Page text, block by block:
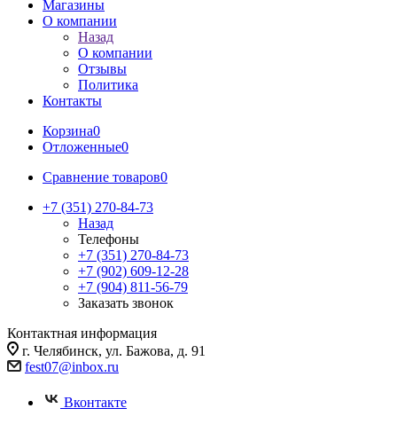
Магазины
О компании
Назад
О компании
Отзывы
Политика
Контакты
Корзина0
Отложенные0
Сравнение товаров0
+7 (351) 270-84-73
Назад
Телефоны
+7 (351) 270-84-73
+7 (902) 609-12-28
+7 (904) 811-56-79
Заказать звонок
Контактная информация
г. Челябинск, ул. Бажова, д. 91
fest07@inbox.ru
Вконтакте